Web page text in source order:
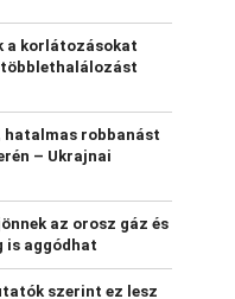
a korlátozásokat
hatalmas robbanást
– Ukrajnai
az orosz gáz és
is aggódhat
szerint ez lesz